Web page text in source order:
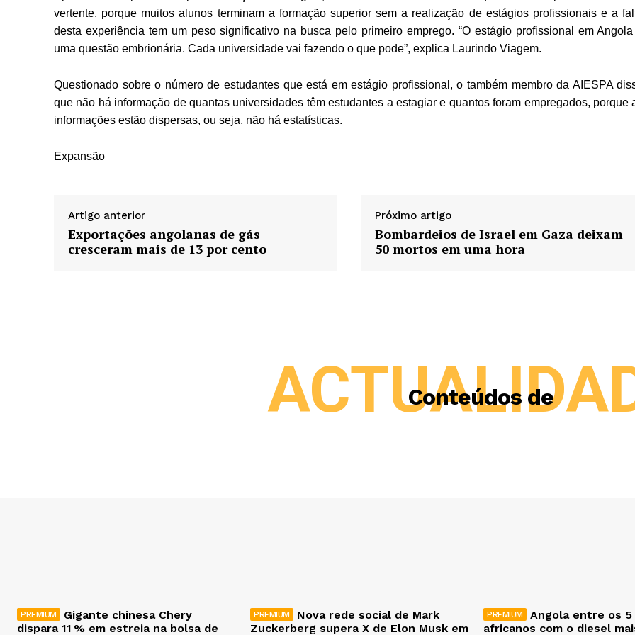
vertente, porque muitos alunos terminam a formação superior sem a realização de estágios profissionais e a
desta experiência tem um peso significativo na busca pelo primeiro emprego. “O estágio profissional em
uma questão embrionária. Cada universidade vai fazendo o que pode”, explica Laurindo Viagem.
Questionado sobre o número de estudantes que está em estágio profissional, o também membro da AIESPA
que não há informação de quantas universidades têm estudantes a estagiar e quantos foram empregados, porque
informações estão dispersas, ou seja, não há estatísticas.
Expansão
Artigo anterior
Exportações angolanas de gás
cresceram mais de 13 por cento
Próximo artigo
Bombardeios de Israel em Gaza deixam
50 mortos em uma hora
Conteúdos de
Gigante chinesa Chery
dispara 11 % em estreia na bolsa de
Nova rede social de Mark
Zuckerberg supera X de Elon Musk em
Angola entre os 5
africanos com o diesel